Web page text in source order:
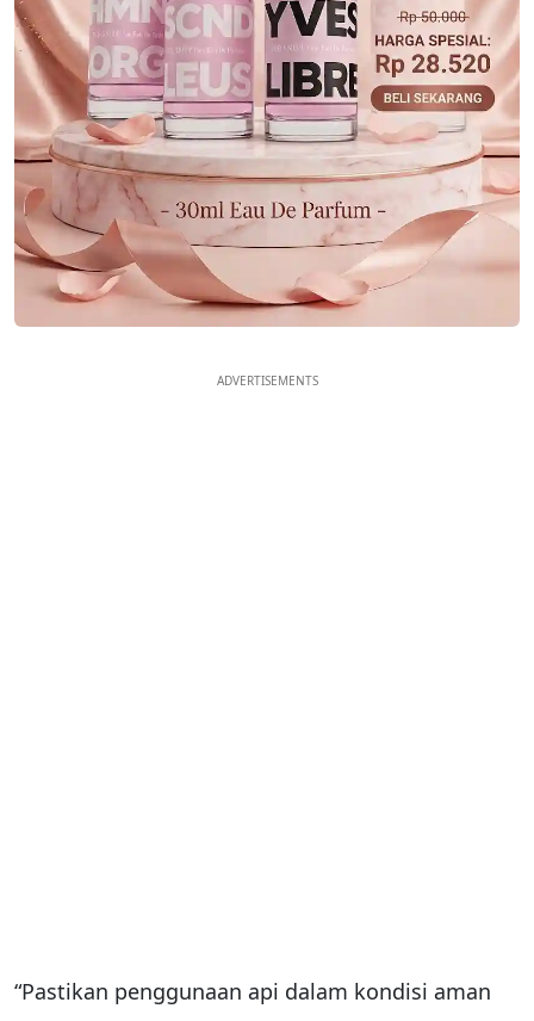
ADVERTISEMENTS
“Pastikan penggunaan api dalam kondisi aman